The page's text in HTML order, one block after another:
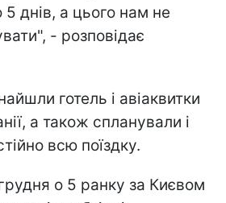
5 днів, а цього нам не
- розповідає
готель і авіаквитки
а також спланували і
всю поїздку.
о 5 ранку за Києвом